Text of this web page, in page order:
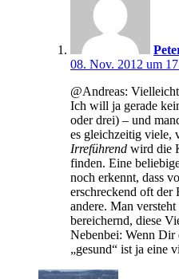
08. Nov. 2012 um
@Andreas:
Ich will ja gerade
oder drei) – und
es gleichzeitig viele,
Irreführend wird die
finden. Eine
noch erkennt, dass
erschreckend oft der
andere. Man
bereichernd, diese
Nebenbei: Wenn Dir
„gesund“ ist ja eine